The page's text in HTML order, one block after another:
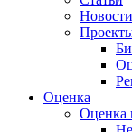
Новости
Оценка
Оценка